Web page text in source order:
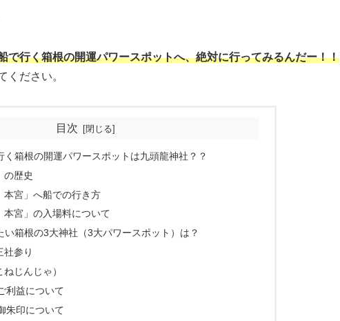
で行く箱根の開運パワースポットへ、絶対に行ってみるんだー！！
ください。
目次
く箱根の開運パワースポットは九頭龍神社？？
の歴史
本宮」へ船での行き方
宮」の入場料について
い箱根の3大神社（3大パワースポット）は？
社参り
じんじゃ）
利益について
朱印について